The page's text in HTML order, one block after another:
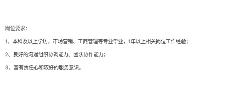
岗位要求：
1、本科及以上学历，市场营销、工商管理等专业毕业，1年以上相关岗位工作经验；
2、良好的沟通组织协调能力、团队协作能力；
3、富有责任心和较好的服务意识。